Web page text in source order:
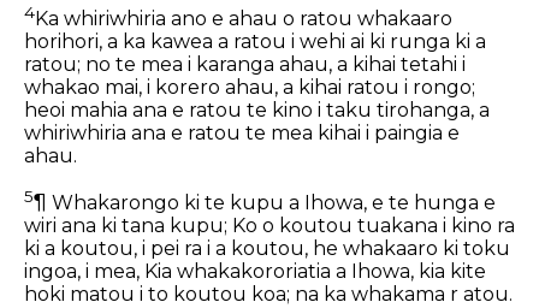
4Ka whiriwhiria ano e ahau o ratou whakaaro
horihori, a ka kawea a ratou i wehi ai ki runga ki a
ratou; no te mea i karanga ahau, a kihai tetahi i
whakao mai, i korero ahau, a kihai ratou i rongo;
heoi mahia ana e ratou te kino i taku tirohanga, a
whiriwhiria ana e ratou te mea kihai i paingia e
ahau.
5¶ Whakarongo ki te kupu a Ihowa, e te hunga e
wiri ana ki tana kupu; Ko o koutou tuakana i kino ra
ki a koutou, i pei ra i a koutou, he whakaaro ki toku
ingoa, i mea, Kia whakakororiatia a Ihowa, kia kite
hoki matou i to koutou koa; na ka whakama r atou.